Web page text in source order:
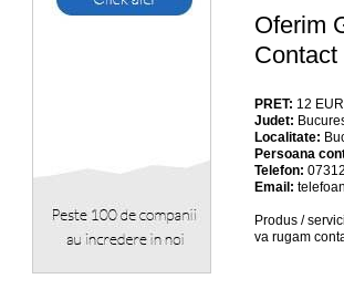
Oferim
PRET: 12 EUR
Judet:
Localitate:
Persoana
Telefon:
Email:
Produs /
va rugam